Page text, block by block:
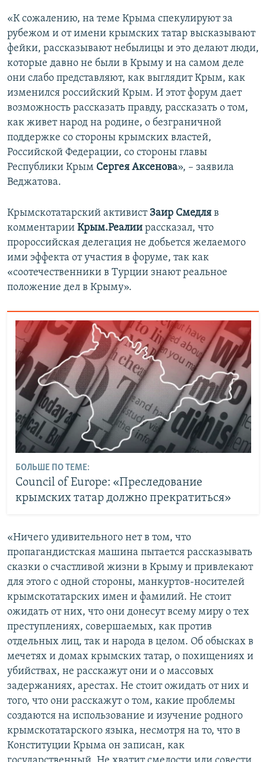
«К сожалению, на теме Крыма спекулируют за
рубежом и от имени крымских татар высказывают
фейки, рассказывают небылицы и это делают люди,
которые давно не были в Крыму и на самом деле
они слабо представляют, как выглядит Крым, как
изменился российский Крым. И этот форум дает
возможность рассказать правду, рассказать о том,
как живет народ на родине, о безграничной
поддержке со стороны крымских властей,
Российской Федерации, со стороны главы
Республики Крым Сергея Аксенова», – заявила
Веджатова.
Крымскотатарский активист Заир Смедля в
комментарии Крым.Реалии рассказал, что
пророссийская делегация не добьется желаемого
ими эффекта от участия в форуме, так как
«соотечественники в Турции знают реальное
положение дел в Крыму».
БОЛЬШЕ ПО ТЕМЕ:
Council of Europe: «Преследование
крымских татар должно прекратиться»
«Ничего удивительного нет в том, что
пропагандистская машина пытается рассказывать
сказки о счастливой жизни в Крыму и привлекают
для этого с одной стороны, манкуртов-носителей
крымскотатарских имен и фамилий. Не стоит
ожидать от них, что они донесут всему миру о тех
преступлениях, совершаемых, как против
отдельных лиц, так и народа в целом. Об обысках в
мечетях и домах крымских татар, о похищениях и
убийствах, не расскажут они и о массовых
задержаниях, арестах. Не стоит ожидать от них и
того, что они расскажут о том, какие проблемы
создаются на использование и изучение родного
крымскотатарского языка, несмотря на то, что в
Конституции Крыма он записан, как